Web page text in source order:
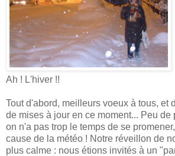
Ah ! L'hiver !!
Tout d'abord, meilleurs voeux à tous, et
de mises à jour en ce moment... Peu de
on n'a pas trop le temps de se
cause de la météo ! Notre réveillon de
plus calme : nous étions invités à un